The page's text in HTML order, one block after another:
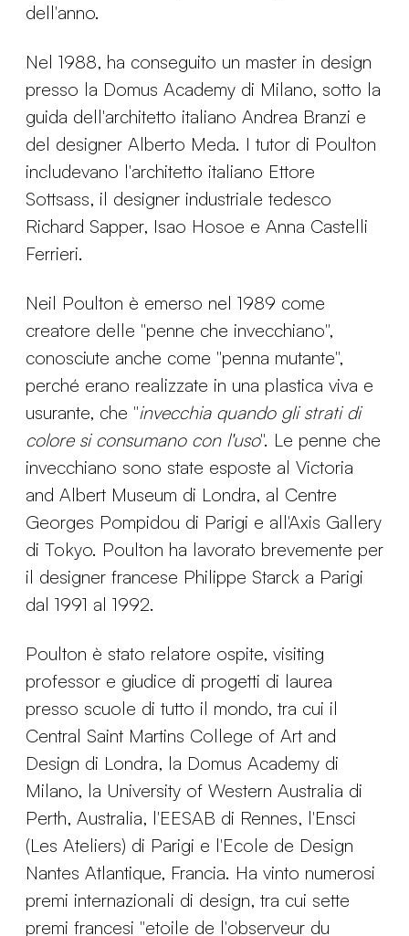
dell'anno.
Nel 1988, ha conseguito un master in design
presso la Domus Academy di Milano, sotto la
guida dell'architetto italiano Andrea Branzi e
del designer Alberto Meda. I tutor di Poulton
includevano l'architetto italiano Ettore
Sottsass, il designer industriale tedesco
Richard Sapper, Isao Hosoe e Anna Castelli
Ferrieri.
Neil Poulton è emerso nel 1989 come
creatore delle "penne che invecchiano",
conosciute anche come "penna mutante",
perché erano realizzate in una plastica viva e
usurante, che "invecchia quando gli strati di
colore si consumano con l'uso". Le penne che
invecchiano sono state esposte al Victoria
and Albert Museum di Londra, al Centre
Georges Pompidou di Parigi e all'Axis Gallery
di Tokyo. Poulton ha lavorato brevemente per
il designer francese Philippe Starck a Parigi
dal 1991 al 1992.
Poulton è stato relatore ospite, visiting
professor e giudice di progetti di laurea
presso scuole di tutto il mondo, tra cui il
Central Saint Martins College of Art and
Design di Londra, la Domus Academy di
Milano, la University of Western Australia di
Perth, Australia, l'EESAB di Rennes, l'Ensci
(Les Ateliers) di Parigi e l'Ecole de Design
Nantes Atlantique, Francia. Ha vinto numerosi
premi internazionali di design, tra cui sette
premi francesi "etoile de l'observeur du